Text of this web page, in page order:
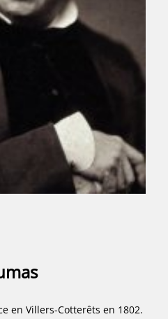
en Villers-Cotterêts en 1802.